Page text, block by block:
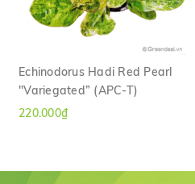
Echinodorus Hadi Red Pearl
"Variegated” (APC-T)
220.000₫